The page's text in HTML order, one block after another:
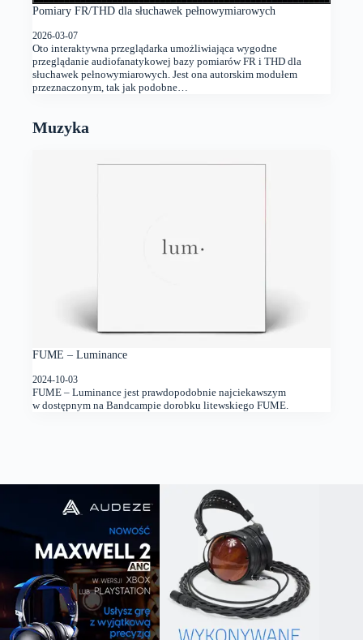
Pomiary FR/THD dla słuchawek pełnowymiarowych
2026-03-07
Oto interaktywna przeglądarka umożliwiająca wygodne
przeglądanie audiofanatykowej bazy pomiarów FR i THD dla
słuchawek pełnowymiarowych. Jest ona autorskim modułem
przeznaczonym, tak jak podobne…
Muzyka
FUME – Luminance
2024-10-03
FUME – Luminance jest prawdopodobnie najciekawszym
w dostępnym na Bandcampie dorobku litewskiego FUME.